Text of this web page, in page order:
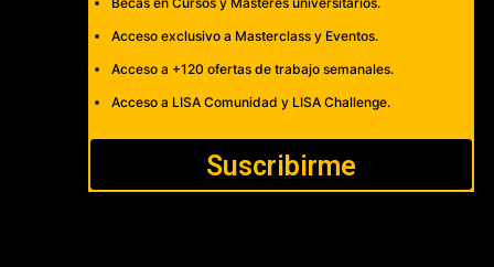
Acceso exclusivo a Masterclass y Eventos.
Acceso a +120 ofertas de trabajo semanales.
Acceso a LISA Comunidad y LISA Challenge.
Suscribirme